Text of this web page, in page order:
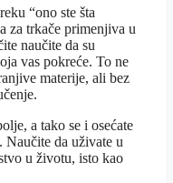
“ono ste šta
za trkače primenjiva u
naučite da su
vas pokreće. To ne
materije, ali bez
a tako se i osećate
Naučite da uživate u
u životu, isto kao